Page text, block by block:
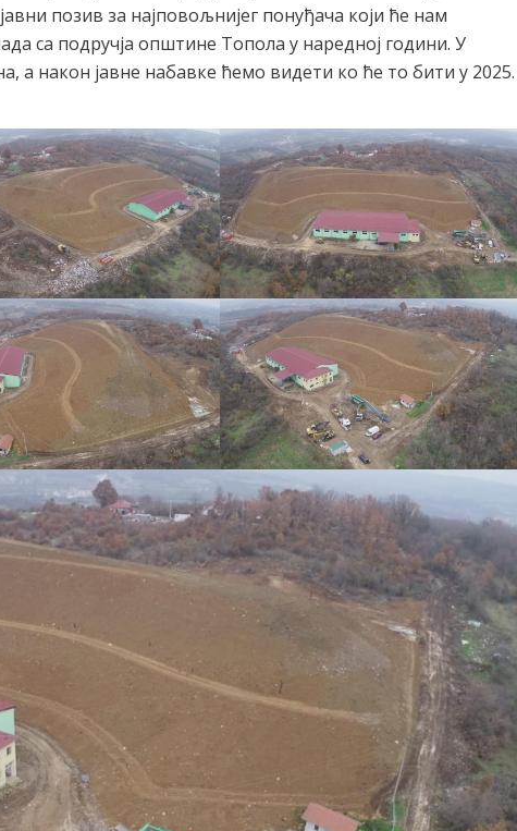
позив за најповољнијег понуђача који ће нам
са подручја општине Топола у наредној години. У
а након јавне набавке ћемо видети ко ће то бити у 2025.